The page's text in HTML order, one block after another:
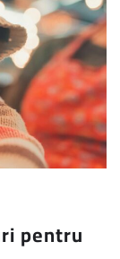
pentru